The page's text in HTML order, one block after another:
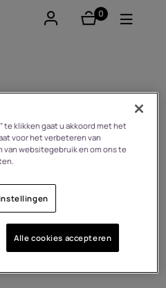
0
product(en)
te klikken gaat u akkoord met het
voor het verbeteren van
websitegebruik en om ons te
Alle cookies accepteren